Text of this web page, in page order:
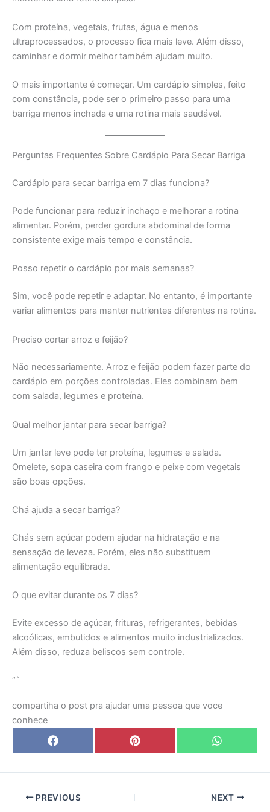
Com proteína, vegetais, frutas, água e menos
ultraprocessados, o processo fica mais leve. Além disso,
caminhar e dormir melhor também ajudam muito.
O mais importante é começar. Um cardápio simples, feito
com constância, pode ser o primeiro passo para uma
barriga menos inchada e uma rotina mais saudável.
Perguntas Frequentes Sobre Cardápio Para Secar Barriga
Cardápio para secar barriga em 7 dias funciona?
Pode funcionar para reduzir inchaço e melhorar a rotina
alimentar. Porém, perder gordura abdominal de forma
consistente exige mais tempo e constância.
Posso repetir o cardápio por mais semanas?
Sim, você pode repetir e adaptar. No entanto, é importante
variar alimentos para manter nutrientes diferentes na rotina.
Preciso cortar arroz e feijão?
Não necessariamente. Arroz e feijão podem fazer parte do
cardápio em porções controladas. Eles combinam bem
com salada, legumes e proteína.
Qual melhor jantar para secar barriga?
Um jantar leve pode ter proteína, legumes e salada.
Omelete, sopa caseira com frango e peixe com vegetais
são boas opções.
Chá ajuda a secar barriga?
Chás sem açúcar podem ajudar na hidratação e na
sensação de leveza. Porém, eles não substituem
alimentação equilibrada.
O que evitar durante os 7 dias?
Evite excesso de açúcar, frituras, refrigerantes, bebidas
alcoólicas, embutidos e alimentos muito industrializados.
Além disso, reduza beliscos sem controle.
“`
compartiha o post pra ajudar uma pessoa que voce
conhece
Share
on
F
a
e
o
k
Share
on
P
i
t
Share
on
W
h
t
p
p
PREVIOUS NEXT